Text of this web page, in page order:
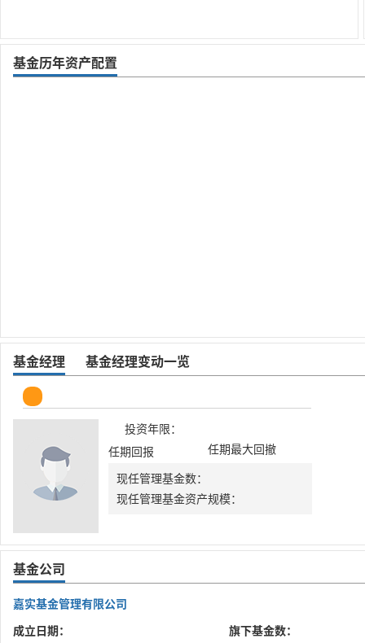
基金历年资产配置
基金经理 基金经理变动一览
投资年限：
任期回报
任期最大回撤
现任管理基金数：
现任管理基金资产规模：
基金公司
嘉实基金管理有限公司
成立日期：
旗下基金数：